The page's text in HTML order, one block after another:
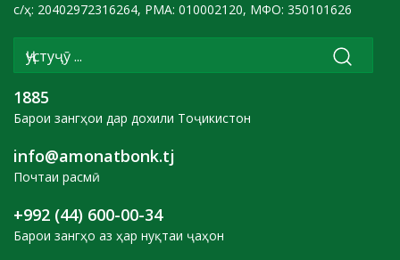
с/ҳ: 20402972316264, РМА: 010002120, МФО: 350101626
1885
Барои зангҳои дар дохили Тоҷикистон
info@amonatbonk.tj
Почтаи расмӣ
+992 (44) 600-00-34
Барои зангҳо аз ҳар нуқтаи ҷаҳон